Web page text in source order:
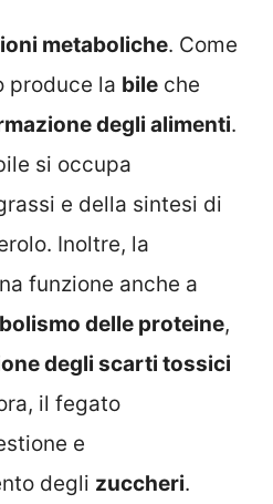
metaboliche. Come
produce la bile che
degli alimenti.
si occupa
e della sintesi di
Inoltre, la
funzione anche a
delle proteine,
degli scarti tossici
il fegato
e
degli zuccheri.